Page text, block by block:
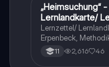
Deutsch
„Heimsuchung“
Lernlandkarte/
Lernzettel/
Erpenbeck,
11 2,616 46